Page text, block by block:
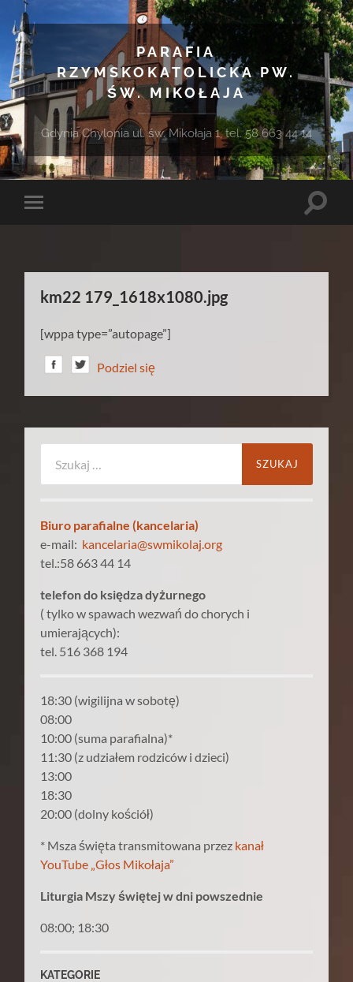
PARAFIA
RZYMSKOKATOLICKA PW.
ŚW. MIKOŁAJA
Gdynia Chylonia ul. św. Mikołaja 1, tel. 58 663 44 14
Toggle
Toggle
km22 179_1618x1080.jpg
[wppa type=”autopage”]
Podziel się
Biuro parafialne (kancelaria)
e-mail: kancelaria@swmikolaj.org
tel.:58 663 44 14
telefon do księdza dyżurnego
( tylko w spawach wezwań do chorych i
umierających):
tel. 516 368 194
18:30 (wigilijna w sobotę)
08:00
10:00 (suma parafialna)*
11:30 (z udziałem rodziców i dzieci)
13:00
18:30
20:00 (dolny kościół)
* Msza święta transmitowana przez kanał
YouTube „Głos Mikołaja”
Liturgia Mszy świętej w dni powszednie
08:00; 18:30
KATEGORIE